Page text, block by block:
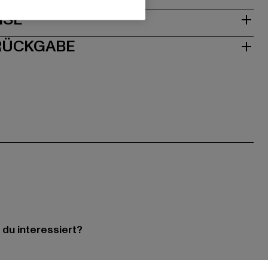
interessiert?